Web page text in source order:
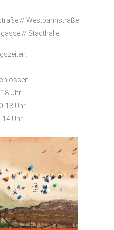
// Westbahnstraße
// Stadthalle
18 Uhr
18 Uhr
14 Uhr